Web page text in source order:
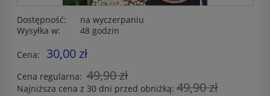
Dostępność:
na wyczerpaniu
Wysyłka w:
48 godzin
Cena: 30,00 zł
Cena regularna: 49,90 zł
Najniższa cena z 30 dni przed obniżką: 49,90 zł